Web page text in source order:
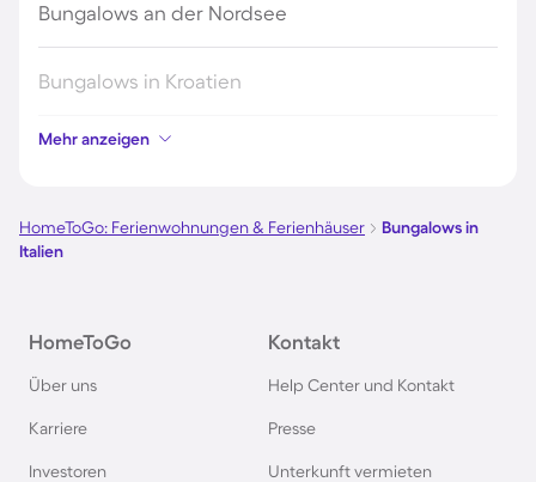
Bungalows an der Nordsee
Bungalows in Kroatien
Bungalows auf Fehmarn
Bungalows auf Usedom
Bungalows in Holland
Bungalows an der Polnischen Ostsee
Mehr anzeigen
HomeToGo: Ferienwohnungen & Ferienhäuser
Bungalows in
Italien
HomeToGo
Über uns
Karriere
Investoren
Kontakt
Help Center und Kontakt
Presse
Unterkunft vermieten